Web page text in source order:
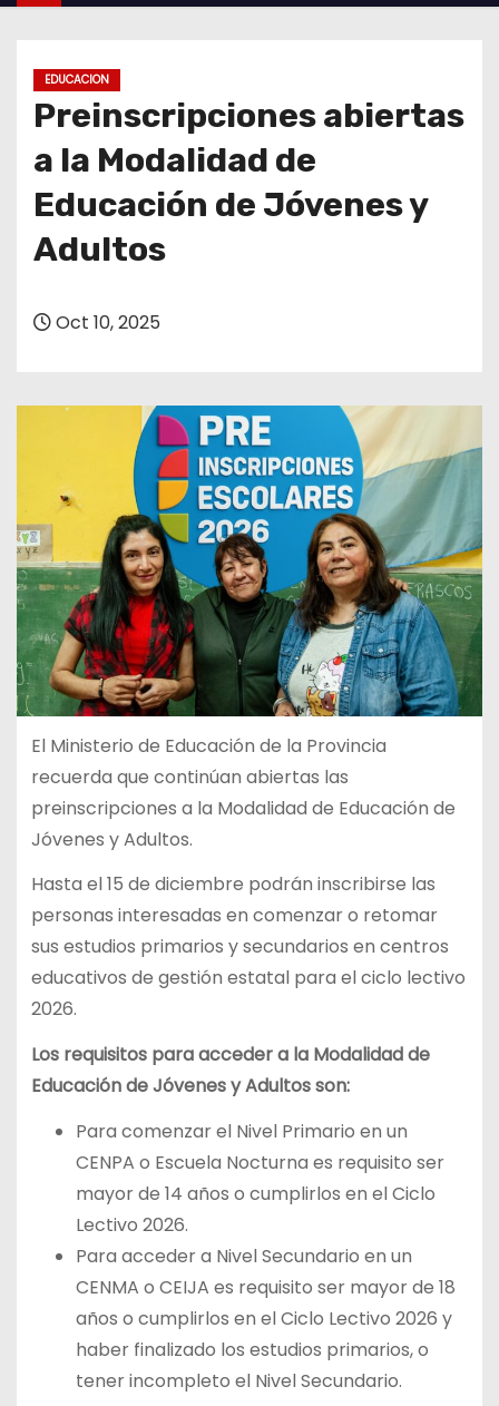
o
EDUCACION
Preinscripciones abiertas
a la Modalidad de
Educación de Jóvenes y
Adultos
Oct 10, 2025
El Ministerio de Educación de la Provincia
recuerda que continúan abiertas las
preinscripciones a la Modalidad de Educación de
Jóvenes y Adultos.
Hasta el 15 de diciembre podrán inscribirse las
personas interesadas en comenzar o retomar
sus estudios primarios y secundarios en centros
educativos de gestión estatal para el ciclo lectivo
2026.
Los requisitos para acceder a la Modalidad de
Educación de Jóvenes y Adultos son:
Para comenzar el Nivel Primario en un
CENPA o Escuela Nocturna es requisito ser
mayor de 14 años o cumplirlos en el Ciclo
Lectivo 2026.
Para acceder a Nivel Secundario en un
CENMA o CEIJA es requisito ser mayor de 18
años o cumplirlos en el Ciclo Lectivo 2026 y
haber finalizado los estudios primarios, o
tener incompleto el Nivel Secundario.